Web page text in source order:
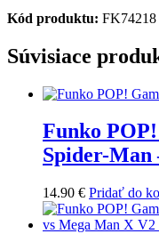
Kód produktu: FK74218
Súvisiace
Funko
Spider-Man
14.90 € Pridať do